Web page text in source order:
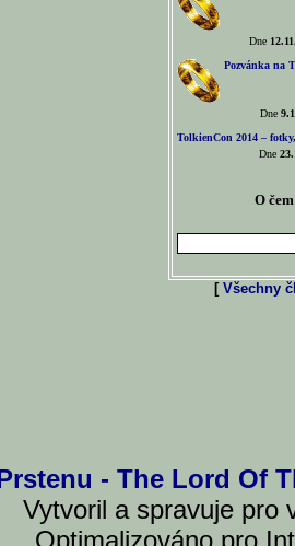
Dne
Pozvánka na
Dne
TolkienCon 2014 –
Dne
O
[ Všechny
- The Lord Of
Vytvoril a spravuje pro
Optimalizováno pro